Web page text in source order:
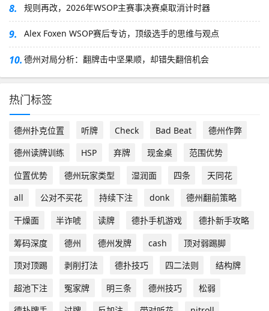
8. 规则再改，2026年WSOP主赛事决赛桌取消计时器
9. Alex Foxen WSOP赛后专访，顶级选手的思维与观点
10. 德州对局分析：翻牌击中坚果顺，却错失翻倍机会
热门标签
德州扑克位置 听牌 Check Bad Beat
德州作弊
德州读牌训练
HSP 弃牌 现金桌
范围优势
位置优势
德州玩家类型 湿润面 四条
天同花
all
公对不买花 持续下注 donk
德州翻前策略
干燥面
半诈唬 读牌 德扑手机游戏
德扑新手攻略
筹码深度
德州 德州发牌 cash
顶对弱踢脚
顶对顶踢
剥削打法 德扑技巧 四二法则
结构牌
超池下注
冤家牌 明三条 德州技巧
松弱